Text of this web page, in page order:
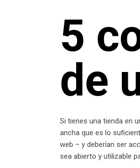
5
de
Si tienes una tienda en
ancha que es lo
web – y deberían ser
sea abierto y utilizable